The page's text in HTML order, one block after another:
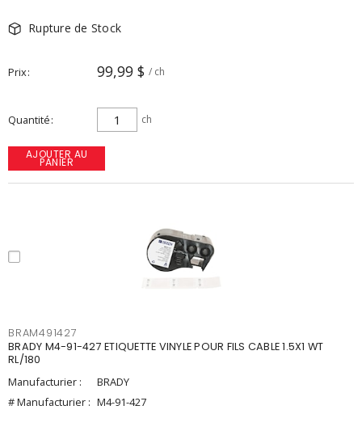
Rupture de Stock
Prix 99,99 $ / ch
Quantité ch
AJOUTER AU
PANIER
BRAM491427
BRADY M4-91-427 ETIQUETTE VINYLE POUR FILS CABLE 1.5X1 WT
RL/180
Manufacturier :
BRADY
# Manufacturier : M4-91-427